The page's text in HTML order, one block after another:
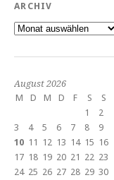
ARCHIV
Archiv
August 2026
M
D M D F S
S
1
2
3
4 5 6 7 8
9
10 11 12 13 14 15 16
17 18 19 20 21 22 23
24 25 26 27 28 29 30